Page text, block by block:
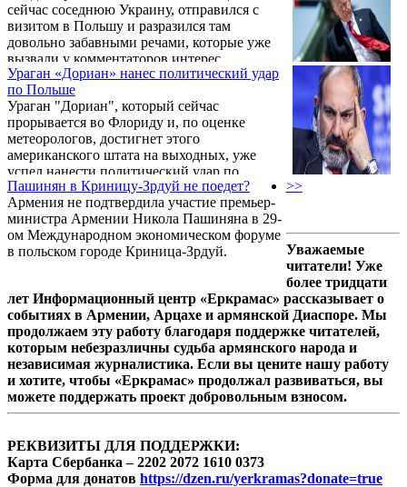
сейчас соседнюю Украину, отправился с
визитом в Польшу и разразился там
довольно забавными речами, которые уже
вызвали у комментаторов интерес.
Ураган «Дориан» нанес политический удар
по Польше
Ураган "Дориан", который сейчас
прорывается во Флориду и, по оценке
метеорологов, достигнет этого
американского штата на выходных, уже
успел нанести политический удар по
правящей польской партии "Право и
Справедливость" (PiS).
Пашинян в Криницу-Зрдуй не поедет?
Армения не подтвердила участие премьер-
министра Армении Никола Пашиняна в 29-
ом Международном экономическом форуме
в польском городе Криница-Зрдуй.
>>
Уважаемые
читатели! Уже
более тридцати
лет Информационный центр «Еркрамас» рассказывает о
событиях в Армении, Арцахе и армянской Диаспоре. Мы
продолжаем эту работу благодаря поддержке читателей,
которым небезразличны судьба армянского народа и
независимая журналистика. Если вы цените нашу работу
и хотите, чтобы «Еркрамас» продолжал развиваться, вы
можете поддержать проект добровольным взносом.
РЕКВИЗИТЫ ДЛЯ ПОДДЕРЖКИ:
Карта Сбербанка – 2202 2072 1610 0373
Форма для донатов https://dzen.ru/yerkramas?donate=true